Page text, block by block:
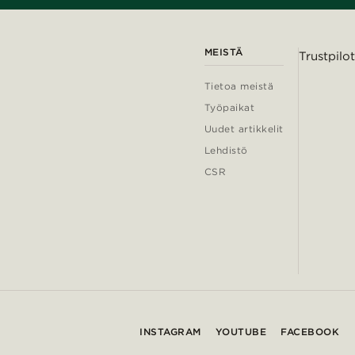
MEISTÄ
Tietoa meistä
Työpaikat
Uudet artikkelit
Lehdistö
CSR
Trustpilot
INSTAGRAM YOUTUBE FACEBOOK